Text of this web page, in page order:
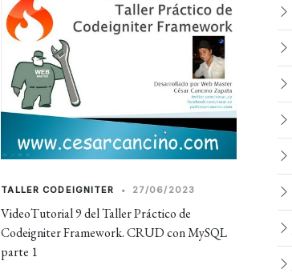
TALLER CODEIGNITER • 27/06/2023
VideoTutorial 9 del Taller Práctico de
Codeigniter Framework. CRUD con MySQL
parte 1